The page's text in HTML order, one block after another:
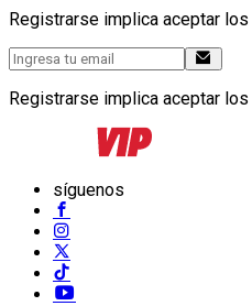
Registrarse implica aceptar los
Registrarse implica aceptar los
síguenos